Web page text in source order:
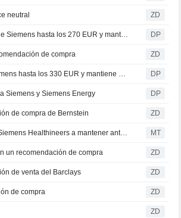
neutral ZD
Deutsche Bank eleva el precio objetivo de Siemens hasta los 270 EUR y mantiene su recomendación de mantener DP
de compra ZD
DZ Bank eleva el valor razonable de Siemens hasta los 330 EUR y mantiene su recomendación de compra DP
Siemens y Siemens Energy DP
de compra de Bernstein ZD
Berenberg rebaja la recomendación de Siemens Healthineers a mantener ante la falta de catalizadores a corto plazo MT
un recomendación de compra ZD
de venta del Barclays ZD
de compra ZD
ZD